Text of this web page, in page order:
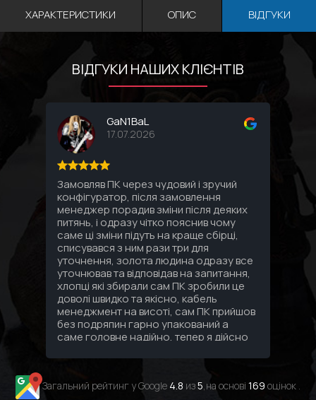
ХАРАКТЕРИСТИКИ ОПИС ВІДГУКИ
ВІДГУКИ НАШИХ КЛІЄНТІВ
GaN1BaL
17.07.2026
Замовляв ПК через чудовий і зручий
конфігуратор, після замовлення
менеджер порадив зміни після деяких
питянь, і одразу чітко пояснив чому
саме ці зміни підуть на краще сбірці,
списувався з ним рази три для
уточнення, золота людина одразу все
уточнював та відповідав на запитання,
хлопці які збирали сам ПК зробили це
доволі швидко та якісно, кабель
менеджмент на висоті, сам ПК прийшов
без подряпин гарно упакований а
саме головне надійно, тепер я дійсно
останні 10 років найкращий сервіс та
Загальний рейтинг у Google 4.8 из5,на основі 169 оцінок .